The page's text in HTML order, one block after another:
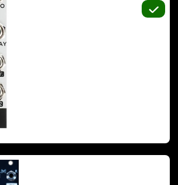
probabilmente il tentativo più
di portare il classico
complex oscillator analogico
però in un workflow quasi patchless,